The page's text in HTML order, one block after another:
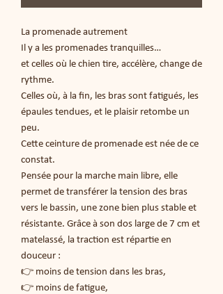
La promenade autrement
Il y a les promenades tranquilles…
et celles où le chien tire, accélère, change de
rythme.
Celles où, à la fin, les bras sont fatigués, les
épaules tendues, et le plaisir retombe un
peu.
Cette ceinture de promenade est née de ce
constat.
Pensée pour la marche main libre, elle
permet de transférer la tension des bras
vers le bassin, une zone bien plus stable et
résistante. Grâce à son dos large de 7 cm et
matelassé, la traction est répartie en
douceur :
👉 moins de tension dans les bras,
👉 moins de fatigue,